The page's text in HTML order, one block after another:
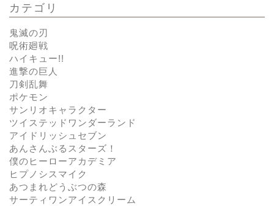
カテゴリ
鬼滅の刃
呪術廻戦
ハイキュー!!
進撃の巨人
刀剣乱舞
ポケモン
サンリオキャラクター
ツイステッドワンダーランド
アイドリッシュセブン
あんさんぶるスターズ！
僕のヒーローアカデミア
ヒプノシスマイク
あつまれどうぶつの森
サーティワンアイスクリーム